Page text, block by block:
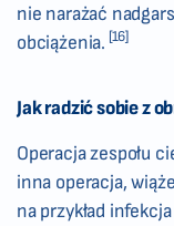
nie narażać
obciążenia. [16]
Jak radzić sobie z
Operacja zespołu
inna operacja,
na przykład